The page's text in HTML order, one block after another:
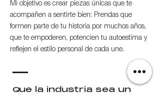
Mi objetivo es crear piezas únicas que te
acompañen a sentirte bien: Prendas que
formen parte de tu historia por muchos años,
que te empoderen, potencien tu autoestima y
reflejen el estilo personal de cada une.
Que la industria sea un